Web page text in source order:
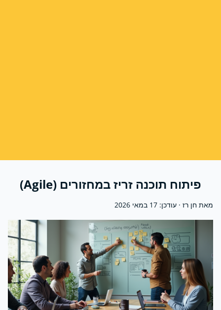
פיתוח תוכנה זריז במחזורים (Agile)
מאת חן רז · עודכן: 17 במאי 2026